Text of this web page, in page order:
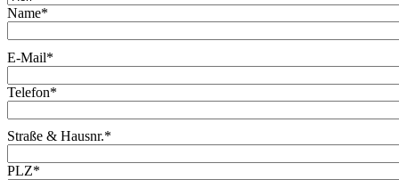
Name*
E-Mail*
Telefon*
Straße & Hausnr.*
PLZ*